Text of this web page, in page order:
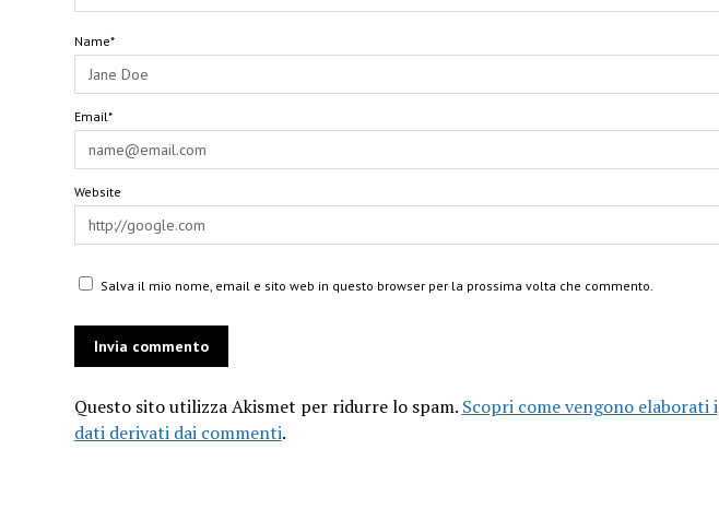
Name*
Email*
Website
Salva il mio nome, email e sito web in questo browser per la prossima volta che commento.
Questo sito utilizza Akismet per ridurre lo spam. Scopri come vengono elaborati i
dati derivati dai commenti.